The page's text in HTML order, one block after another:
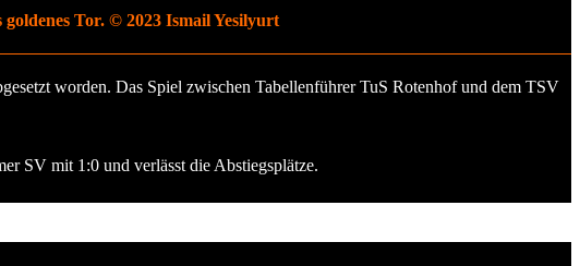
Tor. © 2023 Ismail Yesilyurt
worden. Das Spiel zwischen Tabellenführer TuS Rotenhof und dem TSV
SV mit 1:0 und verlässt die Abstiegsplätze.